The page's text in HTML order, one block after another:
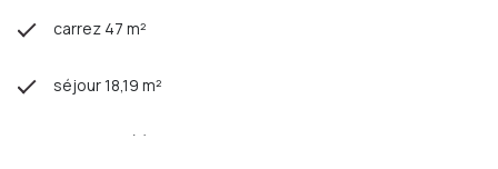
carrez 47 m²
séjour 18,19 m²
1 chambre(s)